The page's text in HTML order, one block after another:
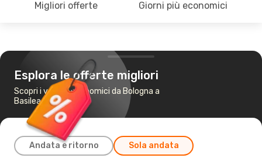
Migliori offerte Giorni più economici
Esplora le offerte migliori
Scopri i voli più economici da Bologna a
Basilea Mulhouse
Andata e ritorno Sola andata